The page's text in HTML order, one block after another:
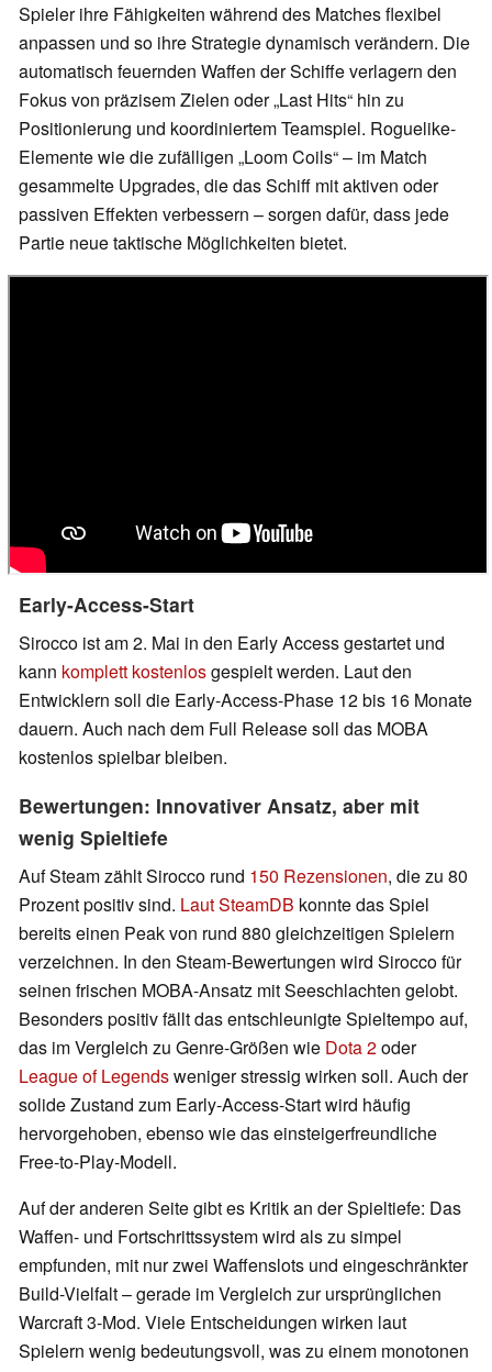
Spieler ihre Fähigkeiten während des Matches flexibel
anpassen und so ihre Strategie dynamisch verändern. Die
automatisch feuernden Waffen der Schiffe verlagern den
Fokus von präzisem Zielen oder „Last Hits“ hin zu
Positionierung und koordiniertem Teamspiel. Roguelike-
Elemente wie die zufälligen „Loom Coils“ – im Match
gesammelte Upgrades, die das Schiff mit aktiven oder
passiven Effekten verbessern – sorgen dafür, dass jede
Partie neue taktische Möglichkeiten bietet.
Early-Access-Start
Sirocco ist am 2. Mai in den Early Access gestartet und
kann komplett kostenlosgespielt werden. Laut den
Entwicklern soll die Early-Access-Phase 12 bis 16 Monate
dauern. Auch nach dem Full Release soll das MOBA
kostenlos spielbar bleiben.
Bewertungen: Innovativer Ansatz, aber mit
wenig Spieltiefe
Auf Steam zählt Sirocco rund 150 Rezensionen, die zu 80
Prozent positiv sind. Laut SteamDB konnte das Spiel
bereits einen Peak von rund 880 gleichzeitigen Spielern
verzeichnen. In den Steam-Bewertungen wird Sirocco für
seinen frischen MOBA-Ansatz mit Seeschlachten gelobt.
Besonders positiv fällt das entschleunigte Spieltempo auf,
das im Vergleich zu Genre-Größen wie Dota 2oder
League of Legendsweniger stressig wirken soll. Auch der
solide Zustand zum Early-Access-Start wird häufig
hervorgehoben, ebenso wie das einsteigerfreundliche
Free-to-Play-Modell.
Auf der anderen Seite gibt es Kritik an der Spieltiefe: Das
Waffen- und Fortschrittssystem wird als zu simpel
empfunden, mit nur zwei Waffenslots und eingeschränkter
Build-Vielfalt – gerade im Vergleich zur ursprünglichen
Warcraft 3-Mod. Viele Entscheidungen wirken laut
Spielern wenig bedeutungsvoll, was zu einem monotonen